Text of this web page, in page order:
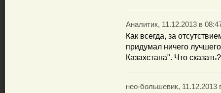
Аналитик, 11.12.2013 в
Как всегда, за
придумал ничего
Казахстана". Что
нео-большевик, 11.12.2013